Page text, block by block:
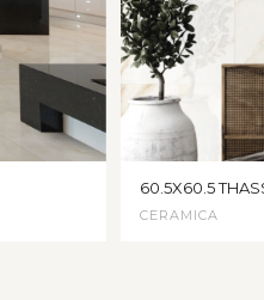
60.5X60.5
CERAMICA